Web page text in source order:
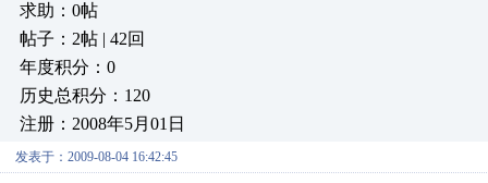
求助：0帖
帖子：2帖 | 42回
年度积分：0
历史总积分：120
注册：2008年5月01日
发表于：2009-08-04 16:42:45